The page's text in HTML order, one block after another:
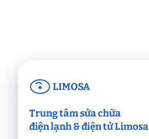
LIMOSA
Trung tâm sửa chữa
điện lạnh & điện tử Limosa